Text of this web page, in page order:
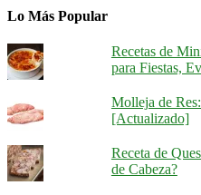
Lo Más Popular
Recetas de
para Fiestas,
Molleja de
[Actualizado]
Receta de
de Cabeza?